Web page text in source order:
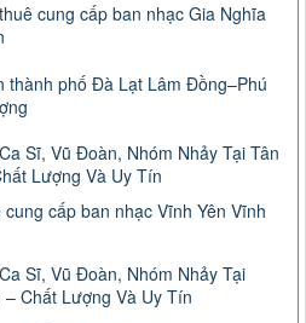
cung cấp ban nhạc Gia Nghĩa
thành phố Đà Lạt Lâm Đồng–Phú
Sĩ, Vũ Đoàn, Nhóm Nhảy Tại Tân
Lượng Và Uy Tín
cấp ban nhạc Vĩnh Yên Vĩnh
Sĩ, Vũ Đoàn, Nhóm Nhảy Tại
– Chất Lượng Và Uy Tín